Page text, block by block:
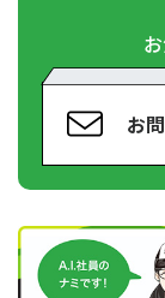
お